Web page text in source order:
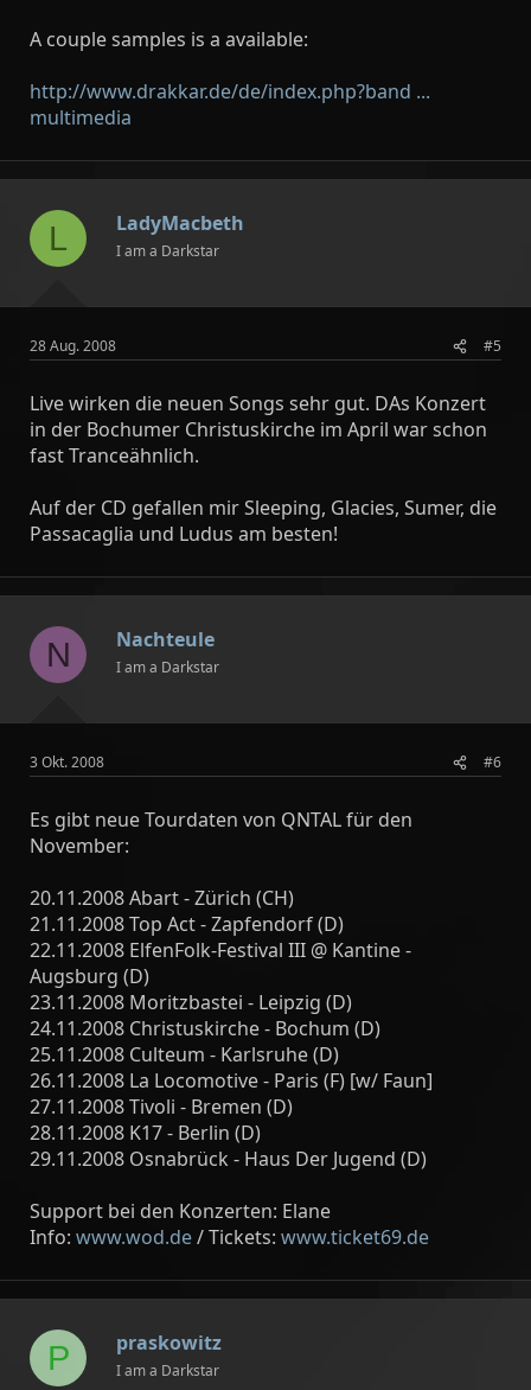
A couple samples is a available:
http://www.drakkar.de/de/index.php?band ...
multimedia
L LadyMacbeth
I am a Darkstar
28 Aug. 2008 #5
Live wirken die neuen Songs sehr gut. DAs Konzert
in der Bochumer Christuskirche im April war schon
fast Tranceähnlich.
Auf der CD gefallen mir Sleeping, Glacies, Sumer, die
Passacaglia und Ludus am besten!
N Nachteule
I am a Darkstar
3 Okt. 2008 #6
Es gibt neue Tourdaten von QNTAL für den
November:
20.11.2008 Abart - Zürich (CH)
21.11.2008 Top Act - Zapfendorf (D)
22.11.2008 ElfenFolk-Festival III @ Kantine -
Augsburg (D)
23.11.2008 Moritzbastei - Leipzig (D)
24.11.2008 Christuskirche - Bochum (D)
25.11.2008 Culteum - Karlsruhe (D)
26.11.2008 La Locomotive - Paris (F) [w/ Faun]
27.11.2008 Tivoli - Bremen (D)
28.11.2008 K17 - Berlin (D)
29.11.2008 Osnabrück - Haus Der Jugend (D)
Support bei den Konzerten: Elane
Info: www.wod.de/ Tickets: www.ticket69.de
P praskowitz
I am a Darkstar